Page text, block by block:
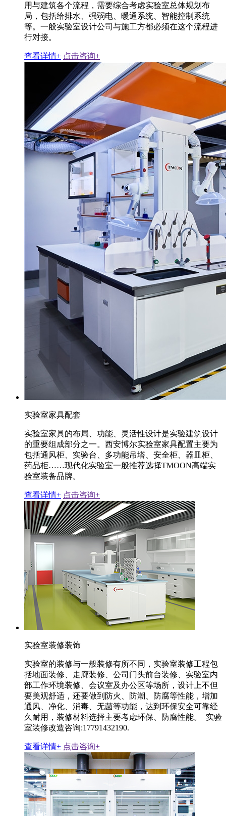
用与建筑各个流程，需要综合考虑实验室总体规划布
局，包括给排水、强弱电、暖通系统、智能控制系统
等。一般实验室设计公司与施工方都必须在这个流程进
行对接。
查看详情+ 点击咨询+
实验室家具配套
实验室家具的布局、功能、灵活性设计是实验建筑设计
的重要组成部分之一。西安博尔实验室家具配置主要为
包括通风柜、实验台、多功能吊塔、安全柜、器皿柜、
药品柜……现代化实验室一般推荐选择TMOON高端实
验室装备品牌。
查看详情+ 点击咨询+
实验室装修装饰
实验室的装修与一般装修有所不同，实验室装修工程包
括地面装修、走廊装修、公司门头前台装修、实验室内
部工作环境装修、会议室及办公区等场所，设计上不但
要美观舒适，还要做到防火、防潮、防腐等性能，增加
通风、净化、消毒、无菌等功能，达到环保安全可靠经
久耐用，装修材料选择主要考虑环保、防腐性能。 实验
室装修改造咨询:17791432190.
查看详情+ 点击咨询+